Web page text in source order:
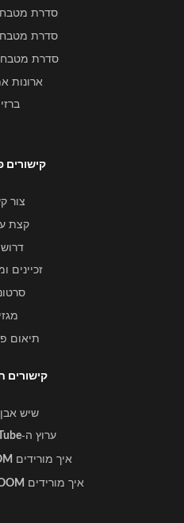
סדרת
סדרת
סדרת
ארונות
קישורים
צור
קצת
זכיינים
תיאום
קישורים
שיש
ערוץ ה-
איך מורידים
איך מורידים